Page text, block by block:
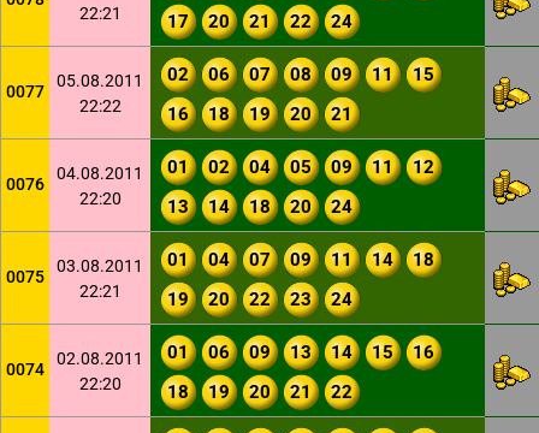
22:21
17
20 21 22 24
0077
05.08.2011
22:22
02 06 07 08 09 11
15
16
18 19 20 21
0076
04.08.2011
22:20
01 02 04 05 09 11
12
13
14 18 20 24
0075
03.08.2011
22:21
01 04 07 09 11 14
18
19
20 22 23 24
0074
02.08.2011
22:20
01 06 09 13 14 15
16
18
19 20 21 22